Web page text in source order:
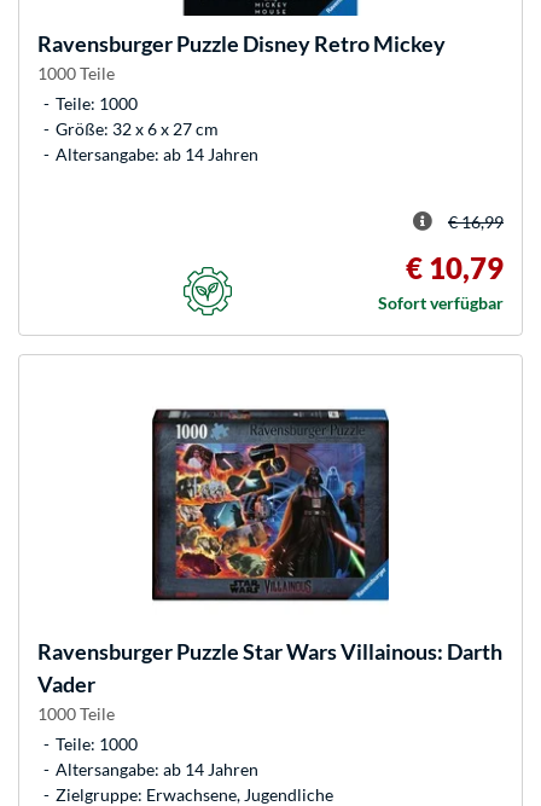
RavensburgerPuzzle Disney Retro Mickey
1000 Teile
Teile: 1000
Größe: 32 x 6 x 27 cm
Altersangabe: ab 14 Jahren
€ 16,99
€ 10,79
Sofort verfügbar
RavensburgerPuzzle Star Wars Villainous: Darth
Vader
1000 Teile
Teile: 1000
Altersangabe: ab 14 Jahren
Zielgruppe: Erwachsene, Jugendliche